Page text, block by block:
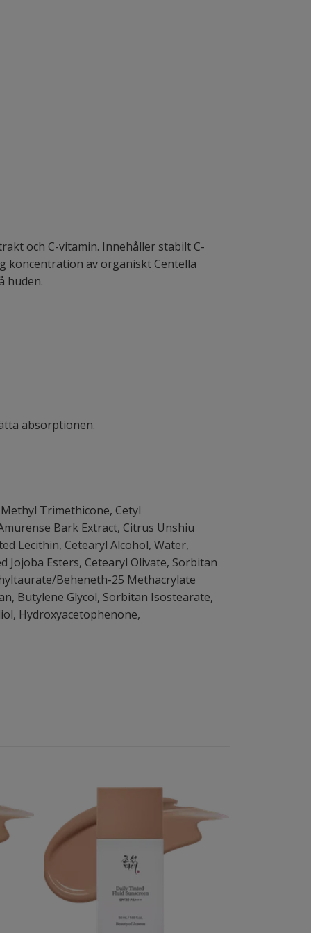
och C-vitamin. Innehåller stabilt C-
koncentration av organiskt Centella
huden.
absorptionen.
Trimethicone, Cetyl
Bark Extract, Citrus Unshiu
Lecithin, Cetearyl Alcohol, Water,
Jojoba Esters, Cetearyl Olivate, Sorbitan
Beheneth-25 Methacrylate
Butylene Glycol, Sorbitan Isostearate,
Hydroxyacetophenone,